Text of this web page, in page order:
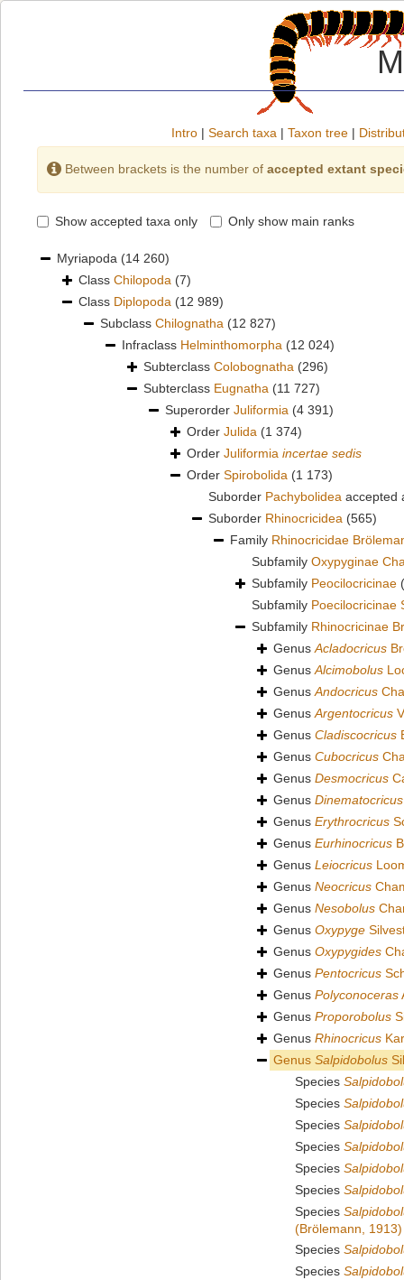
Intro | Search taxa | Taxon tree |
Between brackets is the number of accepted extant
Show accepted taxa only Only show main ranks
Myriapoda (14 260)
Class Chilopoda (7)
Class Diplopoda (12 989)
Subclass Chilognatha (12 827)
Infraclass Helminthomorpha (12 024)
Subterclass Colobognatha (296)
Subterclass Eugnatha (11 727)
Superorder Juliformia (4 391)
Order Julida (1 374)
Order Juliformia incertae sedis
Order Spirobolida (1 173)
Suborder Pachybolidea accepted
Suborder Rhinocricidea (565)
Family Rhinocricidae
Subfamily Oxypyginae
Subfamily Peocilocricinae
Subfamily Poecilocricinae
Subfamily Rhinocricinae
GenusAcladocricus
GenusAlcimobolus
GenusAndocricus
GenusArgentocricus
Genus Cladiscocricus
Genus Cubocricus
Genus Desmocricus
Genus Dinematocricus
Genus Erythrocricus
Genus Eurhinocricus
Genus Leiocricus
Genus Neocricus
Genus Nesobolus
Genus Oxypyge
Genus Oxypygides
Genus Pentocricus
Genus Polyconoceras
Genus Proporobolus
Genus Rhinocricus
Genus Salpidobolus
Species
Species
Species
Species
Species
Species
Species
(Brölemann, 1913)
Species
Species